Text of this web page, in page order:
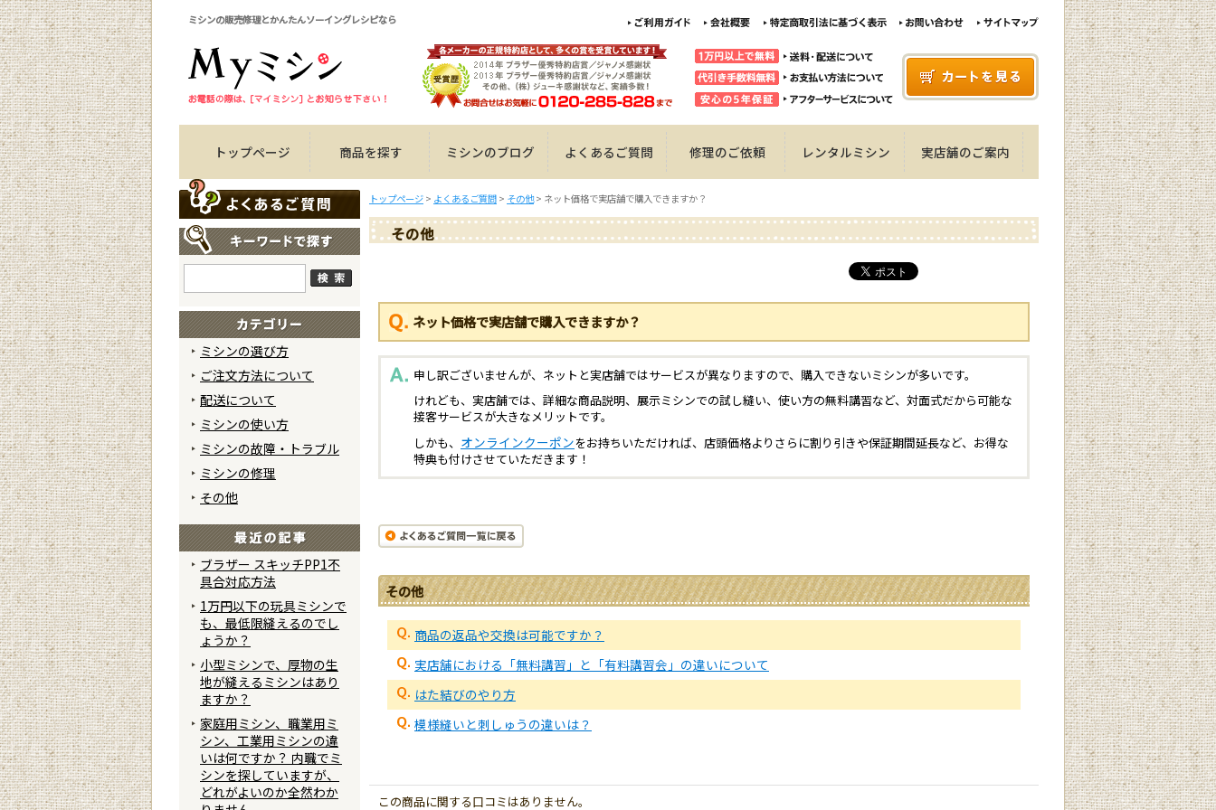
ミシンの販売修理とかんたんソーイングレシピなら
トップページ 商品を探す ミシンのブログ よくあるご質問 修理のご依頼 レンタルミシン 実店舗のご案内
トップページ > よくあるご質問 > その他> ネット価格で実店舗で購入できますか？
その他
ネット価格で実店舗で購入できますか？
申し訳ございませんが、ネットと実店舗ではサービスが異なりますので、購入できないミシンが多いです。
けれども、実店舗では、詳細な商品説明、展示ミシンでの試し縫い、使い方の無料講習など、対面式だから可能な
接客サービスが大きなメリットです。
しかも、 オンラインクーポンをお持ちいただければ、店頭価格よりさらに割り引きや保証期間延長など、お得な
特典も付けさせていただきます！
その他
商品の返品や交換は可能ですか？
実店舗における「無料講習」と「有料講習会」の違いについて
はた結びのやり方
模様縫いと刺しゅうの違いは？
この商品に関する口コミはありません。
ミシンの選び方
ご注文方法について
配送について
ミシンの使い方
ミシンの故障・トラブル
ミシンの修理
その他
ブラザー スキッチPP1不
具合対応方法
1万円以下の玩具ミシンで
も、最低限縫えるのでし
ょうか？
小型ミシンで、厚物の生
地が縫えるミシンはあり
ますか？
家庭用ミシン、職業用ミ
シン、工業用ミシンの違
いは何ですか？ 内職でミ
シンを探していますが、
どれがよいのか全然わか